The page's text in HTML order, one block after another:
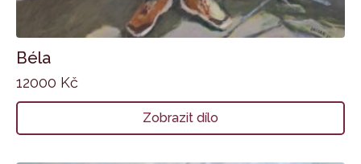
Béla
12000 Kč
Zobrazit dílo